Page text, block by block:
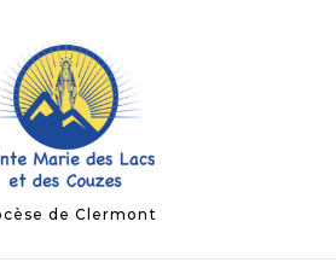
de Clermont